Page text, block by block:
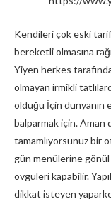
Kendileri çok eski
bereketli olmasına
Yiyen herkes
olmayan irmikli
olduğu İçin dünyanın
balparmak için. Aman
tamamlıyorsunuz bir
gün menülerine gönül
övgüleri kapabilir.
dikkat isteyen